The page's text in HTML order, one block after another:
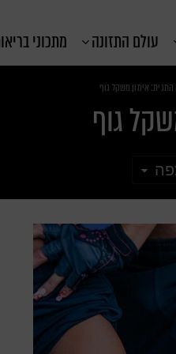
עולם התזונה מתכוני
אימון משקל גוף
גוף